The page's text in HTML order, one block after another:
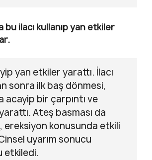
bu ilacı kullanıp yan etkiler
yan etkiler yarattı. İlacı
sonra ilk baş dönmesi,
acayip bir çarpıntı ve
Ateş basması da
ereksiyon konusunda etkili
uyarım sonucu
etkiledi.